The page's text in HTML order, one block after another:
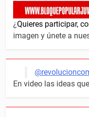
¿Quieres participar,
imagen y únete a
En video las ideas